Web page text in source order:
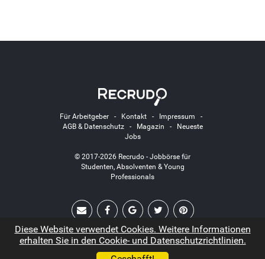
Für Arbeitgeber- Kontakt- Impressum -
AGB & Datenschutz- Magazin -
Neueste
Jobs
© 2017-2026 Recrudo - Jobbörse für
Studenten, Absolventen & Young
Professionals
Diese Website verwendet Cookies. Weitere Informationen
erhalten Sie in den Cookie- und Datenschutzrichtlinien.